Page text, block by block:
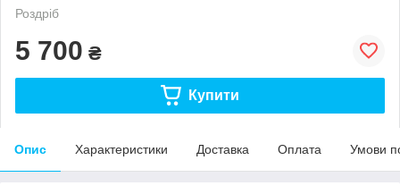
Роздріб
5 700 ₴
Купити
Опис Характеристики Доставка Оплата Умови